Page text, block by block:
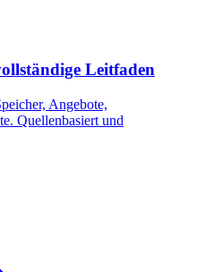
Leitfaden
Angebote,
Quellenbasiert und